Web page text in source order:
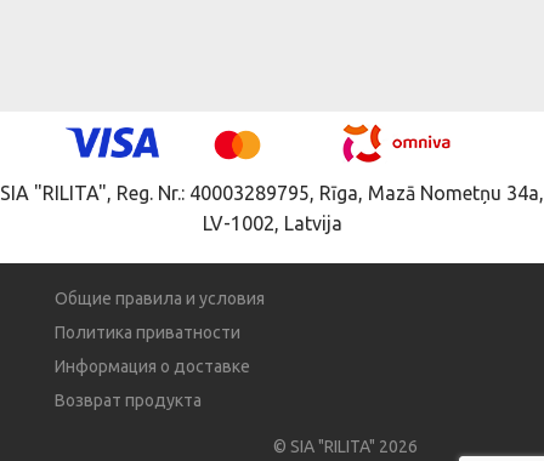
SIA "RILITA", Reg. Nr.: 40003289795, Rīga, Mazā Nometņu 34a,
LV-1002, Latvija
Общие правила и условия
Политика приватности
Информация о доставке
Возврат продукта
© SIA "RILITA" 2026